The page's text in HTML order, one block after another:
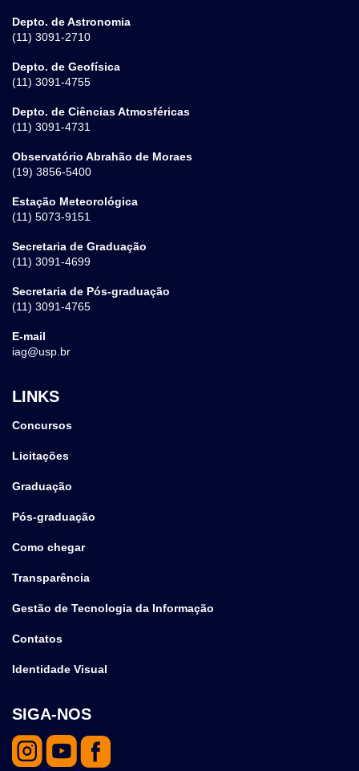
Depto. de Astronomia
(11) 3091-2710
Depto. de Geofísica
(11) 3091-4755
Depto. de Ciências Atmosféricas
(11) 3091-4731
Observatório Abrahão de Moraes
(19) 3856-5400
Estação Meteorológica
(11) 5073-9151
Secretaria de Graduação
(11) 3091-4699
Secretaria de Pós-graduação
(11) 3091-4765
E-mail
iag@usp.br
LINKS
Concursos
Licitações
Graduação
Pós-graduação
Como chegar
Transparência
Gestão de Tecnologia da Informação
Contatos
Identidade Visual
SIGA-NOS